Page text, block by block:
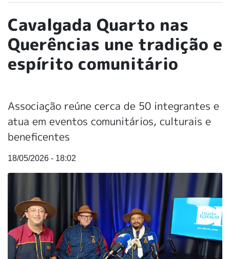
Cavalgada Quarto nas
Querências une tradição e
espírito comunitário
Associação reúne cerca de 50 integrantes e
atua em eventos comunitários, culturais e
beneficentes
18/05/2026 - 18:02